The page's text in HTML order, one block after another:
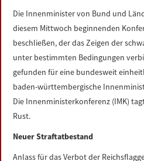
DATENSCHUTZERKLÄRUNG
IMPRESSUM
Die Innenminister von Bund und
diesem Mittwoch beginnenden
beschließen, der das Zeigen der
unter bestimmten Bedingungen
gefunden für eine bundesweit
baden-württembergische
Die Innenministerkonferenz (IMK)
Rust.
Neuer Straftatbestand
Anlass für das Verbot der